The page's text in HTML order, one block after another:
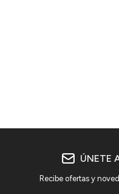
ÚNETE
Recibe ofertas y